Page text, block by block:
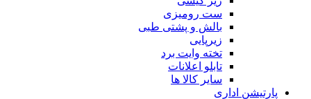
ست رومیزی
بالش و پشتی طبی
زیرپایی
تخته وایت برد
تابلو اعلانات
سایر کالا ها
پارتیشن اداری